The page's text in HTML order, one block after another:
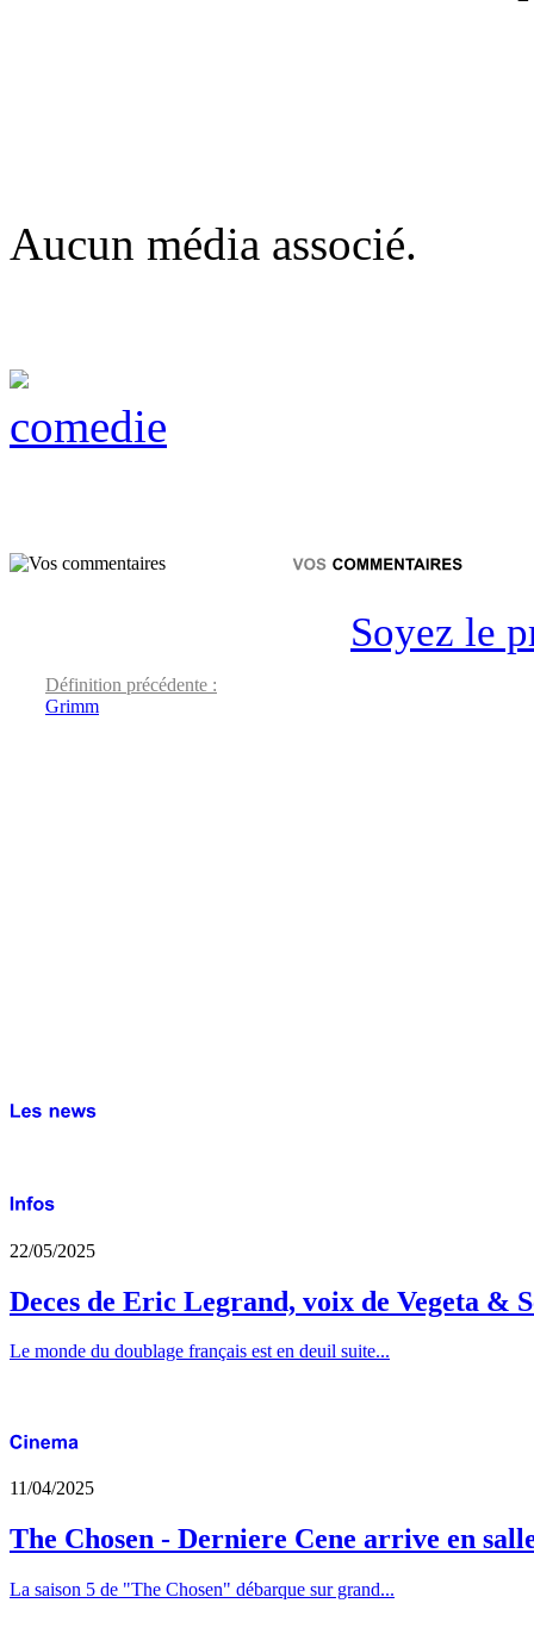
Aucun média associé.
comedie
Soyez le
Définition précédente :
Grimm
22/05/2025
Deces de Eric Legrand, voix de Vegeta &
Le monde du doublage français est en deuil suite...
11/04/2025
The Chosen - Derniere Cene arrive en
La saison 5 de "The Chosen" débarque sur grand...